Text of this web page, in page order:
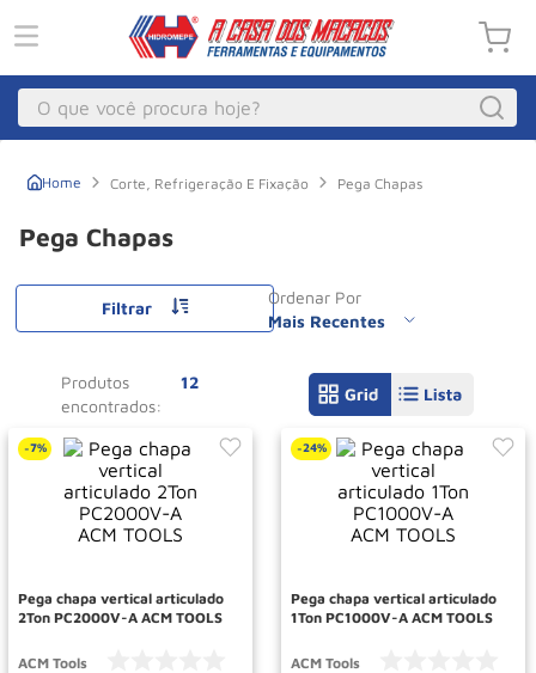
O que você procura hoje?
Corte, Refrigeração E Fixação Pega Chapas
Pega Chapas
Ordenar Por
Mais Recentes
Filtrar
12
Produtos
-7%
Pega chapa vertical articulado
2Ton PC2000V-A ACM TOOLS
ACM Tools
-24%
Pega chapa vertical articulado
1Ton PC1000V-A ACM TOOLS
ACM Tools
1 º Macacos
Macaco Hidraulico
Talha Eletrica
Guincho
Rodizio
Talha